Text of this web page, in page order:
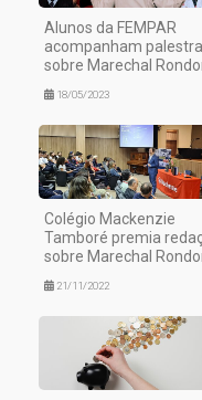
Alunos da FEMPAR
acompanham palestra
sobre Marechal
18/05/2023
Colégio Mackenzie
Tamboré premia
sobre Marechal
21/11/2022